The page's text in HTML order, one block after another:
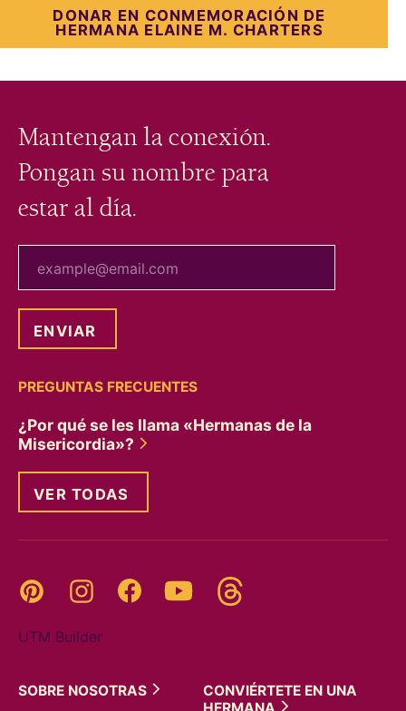
DONAR EN CONMEMORACIÓN DE
HERMANA ELAINE M. CHARTERS
Mantengan la conexión.
Pongan su nombre para
estar al día.
PREGUNTAS FRECUENTES
¿Por qué se les llama «Hermanas de la
Misericordia»?
VER TODAS
Pinterest InstagramFacebookYouTube
UTM Builder
SOBRE NOSOTRAS
CONVIÉRTETE EN UNA
HERMANA